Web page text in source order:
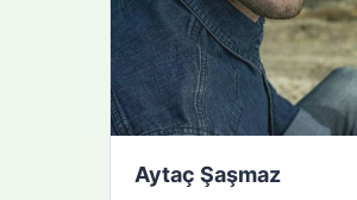
Aytaç Şaşmaz